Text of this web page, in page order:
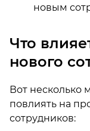
новым
Что
нового
Вот несколько
повлиять на
сотрудников: